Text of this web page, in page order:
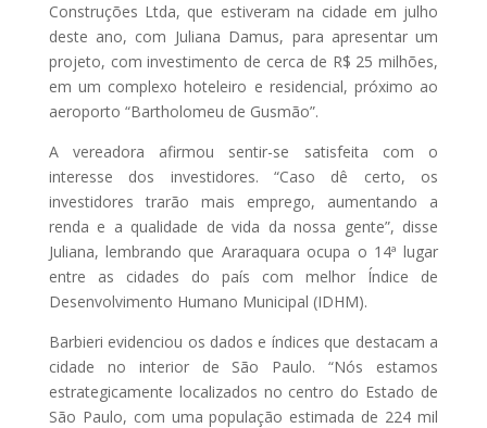
Construções Ltda, que estiveram na cidade em julho
deste ano, com Juliana Damus, para apresentar um
projeto, com investimento de cerca de R$ 25 milhões,
em um complexo hoteleiro e residencial, próximo ao
aeroporto “Bartholomeu de Gusmão”.
A vereadora afirmou sentir-se satisfeita com o
interesse dos investidores. “Caso dê certo, os
investidores trarão mais emprego, aumentando a
renda e a qualidade de vida da nossa gente”, disse
Juliana, lembrando que Araraquara ocupa o 14ª lugar
entre as cidades do país com melhor Índice de
Desenvolvimento Humano Municipal (IDHM).
Barbieri evidenciou os dados e índices que destacam a
cidade no interior de São Paulo. “Nós estamos
estrategicamente localizados no centro do Estado de
São Paulo, com uma população estimada de 224 mil